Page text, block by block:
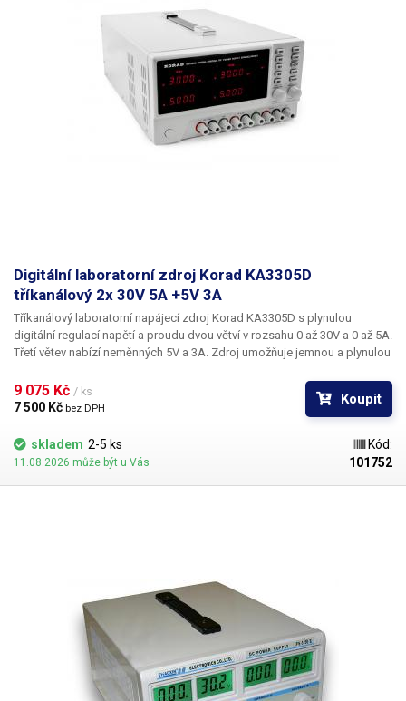
Digitální laboratorní zdroj Korad KA3305D
tříkanálový 2x 30V 5A +5V 3A
Tříkanálový laboratorní napájecí zdroj Korad KA3305D s plynulou
digitální regulací napětí a proudu dvou větví v rozsahu 0 až 30V a 0 až 5A.
Třetí větev nabízí neměnných 5V a 3A. Zdroj umožňuje jemnou a plynulou
KA3305D umožňuje ukládání až pěti nastavených hodnot do paměti,
přičemž jejich navolení je velice snadné - přímo pomocí tlačítka M1-5 na
ovládacím panelu. Nastavování napětí je velice přesné a rychlé, díky
použití krokových otočných regulátorů s funkcí tlačítka pro přepínání
mezi jednotlivými desetinnými místy. Zvolené napětí i proud se
zobrazuje na velkém displeji složeném ze 4 menších segmentových
displejů, každý se zobrazením 4 číselných míst. U napětí je měřená
9 075 Kč / ks
7 500 Kč bez DPH
Koupit
skladem 2-5 ks
11.08.2026 může být u Vás
Kód:
101752